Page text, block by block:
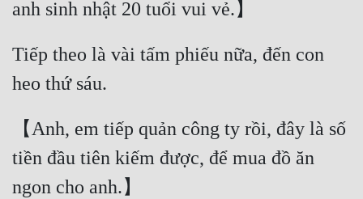
anh sinh nhật 20 tuổi vui vẻ.】
Tiếp theo là vài tấm phiếu nữa, đến con
heo thứ sáu.
【Anh, em tiếp quản công ty rồi, đây là số
tiền đầu tiên kiếm được, để mua đồ ăn
ngon cho anh.】